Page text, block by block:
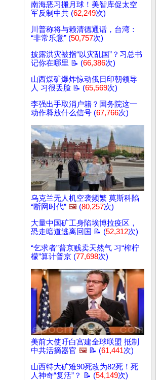
南海恶习搬月球！美智库促太空
军反制中共 (62,249次)
川普称将与赖清德通话，台湾：
“非常乐意” (50,757次)
披露洪灾被指“以灾乱国”？习总书
记你在哪里 📝 (66,386次)
山西煤矿爆炸惊动俄日印朝领导
人 习很丢脸 📝 (65,569次)
李强出手取消户籍？国务院这一
动作释放什么信号 (67,766次)
乌克兰无人机空袭频繁 莫斯科陷
“断网时代” 🖼️ (80,257次)
大量中国矿工身陷埃博拉疫区，
恐走暗道逃离回国 📝 (52,312次)
“乞求者”普京贱卖天然气 习“榨柠
檬”算计普京 (77,698次)
美前大使吁白宫建全球联盟 抵制
中共活摘器官 🖼️ 📝 (61,441次)
山西特大矿难90死改为82死！死
人神奇“复活”？ 📝 (54,149次)